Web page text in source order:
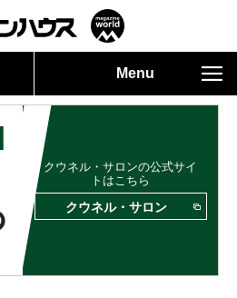
Menu
クウネル・サロンの公式サイ
トはこちら
クウネル・サロン